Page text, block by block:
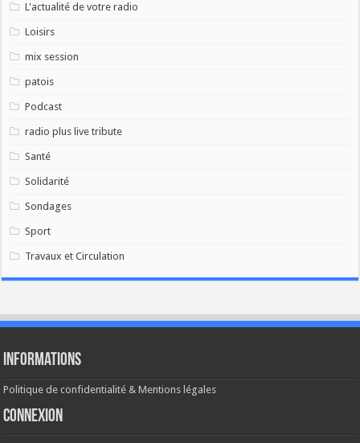
L'actualité de votre radio
Loisirs
mix session
patois
Podcast
radio plus live tribute
Santé
Solidarité
Sondages
Sport
Travaux et Circulation
Informations
Politique de confidentialité & Mentions légales
Connexion